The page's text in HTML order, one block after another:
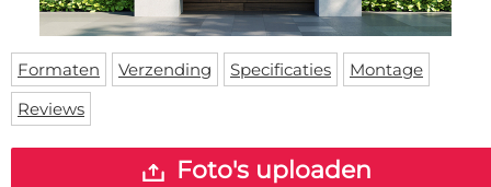
Deurmat
Vloermat
Skateboard deck
Over ons
Levertijden
Inloggen
WhatsApp
Formaten Verzending Specificaties
Montage
Reviews
Foto's uploaden